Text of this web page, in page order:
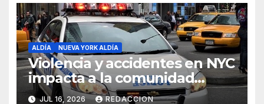
ALDÍA NUEVA YORK ALDÍA
Violencia y accidentes en NYC
impacta a la comunidad
dominicana
JUL 16, 2026 REDACCION